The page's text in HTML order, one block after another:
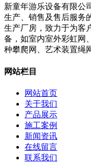
新童年游乐设备有限公
生产、销售及售后服务
生产厂房，致力于为客
备，如室内室外彩虹网
种攀爬网、艺术装置绳
网站栏目
网站首页
关于我们
产品展示
施工案例
新闻资讯
在线留言
联系我们